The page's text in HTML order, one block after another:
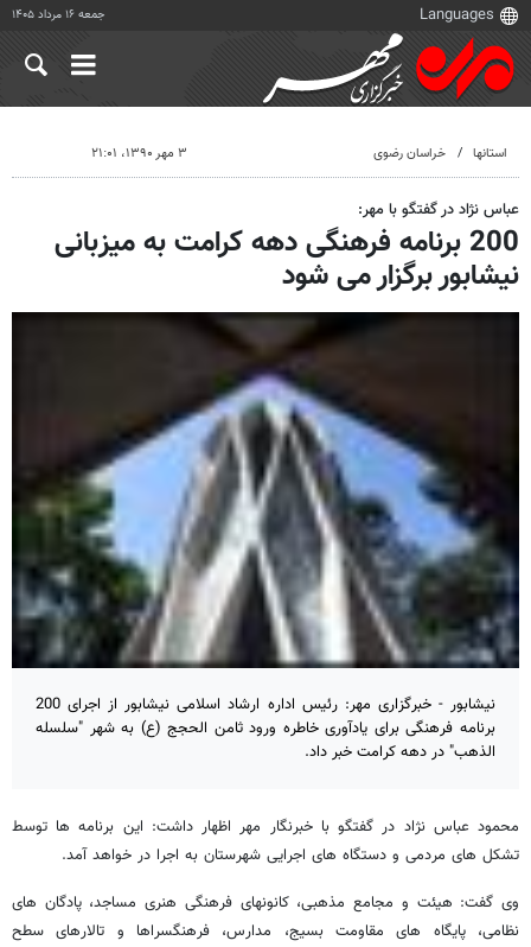
جمعه ۱۶ مرداد ۱۴۰۵
استانها خراسان رضوی ۳ مهر ۱۳۹۰، ۲۱:۰۱
عباس نژاد در گفتگو با مهر:
200 برنامه فرهنگی دهه کرامت به میزبانی
نیشابور برگزار می شود
نیشابور - خبرگزاری مهر: رئیس اداره ارشاد اسلامی نیشابور از اجرای 200
برنامه فرهنگی برای یادآوری خاطره ورود ثامن الحجج (ع) به شهر "سلسله
الذهب" در دهه کرامت خبر داد.
محمود عباس نژاد در گفتگو با خبرنگار مهر اظهار داشت: این برنامه ها توسط
تشکل های مردمی و دستگاه های اجرایی شهرستان به اجرا در خواهد آمد.
وی گفت: هیئت و مجامع مذهبی، کانونهای فرهنگی هنری مساجد، پادگان های
نظامی، پایگاه های مقاومت بسیج، مدارس، فرهنگسراها و تالارهای سطح